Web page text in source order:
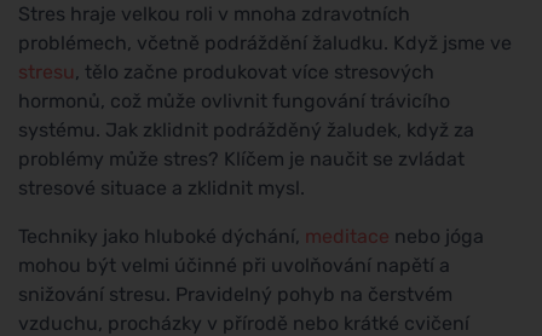
Stres hraje velkou roli v mnoha zdravotních
problémech, včetně podráždění žaludku. Když jsme ve
stresu, tělo začne produkovat více stresových
hormonů, což může ovlivnit fungování trávicího
systému. Jak zklidnit podrážděný žaludek, když za
problémy může stres? Klíčem je naučit se zvládat
stresové situace a zklidnit mysl.
Techniky jako hluboké dýchání, meditace nebo jóga
mohou být velmi účinné při uvolňování napětí a
snižování stresu. Pravidelný pohyb na čerstvém
vzduchu, procházky v přírodě nebo krátké cvičení